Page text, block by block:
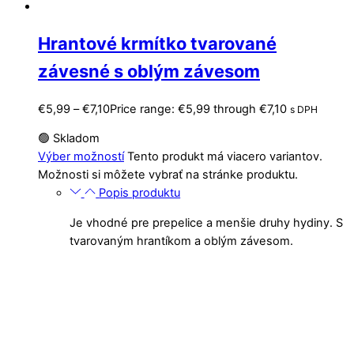
Hrantové krmítko tvarované
závesné s oblým závesom
€5,99 – €7,10Price range: €5,99 through €7,10 s DPH
🟢 Skladom
Výber možností Tento produkt má viacero variantov.
Možnosti si môžete vybrať na stránke produktu.
Popis produktu
Je vhodné pre prepelice a menšie druhy hydiny. S
tvarovaným hrantíkom a oblým závesom.